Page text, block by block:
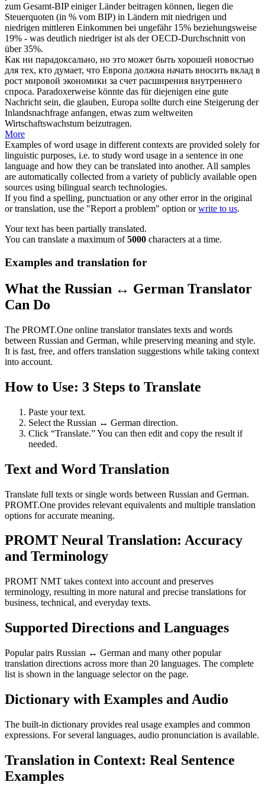
zum Gesamt-BIP einiger Länderbeitragen können, liegen die
Steuerquoten (in % vom BIP) in Ländern mit niedrigen und
niedrigen mittleren Einkommen bei ungefähr 15% beziehungsweise
19% - was deutlich niedriger ist als der OECD-Durchschnitt von
über 35%.
Как ни парадоксально, но это может быть хорошей новостью
для тех, кто думает, что Европа должна начать вносить вклад в
рост мировой экономики за счет расширения внутреннего
спроса. Paradoxerweise könnte das für diejenigen eine gute
Nachricht sein, die glauben, Europa sollte durch eine Steigerung der
Inlandsnachfrage anfangen, etwas zum weltweiten
Wirtschaftswachstum beizutragen.
More
Examples of word usage in different contexts are provided solely for
linguistic purposes, i.e. to study word usage in a sentence in one
language and how they can be translated into another. All samples
are automatically collected from a variety of publicly available open
sources using bilingual search technologies.
If you find a spelling, punctuation or any other error in the original
or translation, use the "Report a problem" option orwrite to us.
Your text has been partially translated.
You can translate a maximum of5000 characters at a time.
Examples and translation for
What the Russian ↔ German Translator
Can Do
The PROMT.One online translator translates texts and words
between Russian and German, while preserving meaning and style.
It is fast, free, and offers translation suggestions while taking context
into account.
How to Use: 3 Steps to Translate
Paste your text.
Select the Russian ↔ German direction.
Click “Translate.” You can then edit and copy the result if
needed.
Text and Word Translation
Translate full texts or single words between Russian and German.
PROMT.One provides relevant equivalents and multiple translation
options for accurate meaning.
PROMT Neural Translation: Accuracy
and Terminology
PROMT NMT takes context into account and preserves
terminology, resulting in more natural and precise translations for
business, technical, and everyday texts.
Supported Directions and Languages
Popular pairs Russian ↔ German and many other popular
translation directions across more than 20 languages. The complete
list is shown in the language selector on the page.
Dictionary with Examples and Audio
The built-in dictionary provides real usage examples and common
expressions. For several languages, audio pronunciation is available.
Translation in Context: Real Sentence
Examples